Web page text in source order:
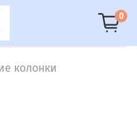
0
колонки